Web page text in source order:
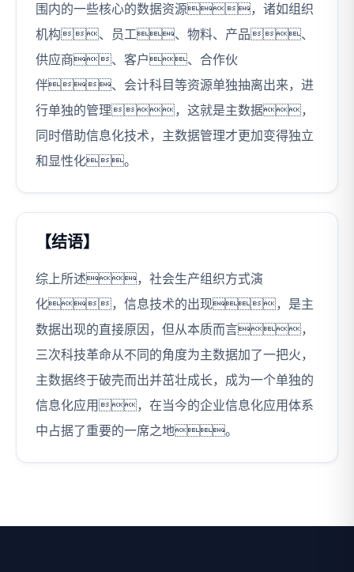
围内的一些核心的数据资源，诸如组织
机构、员工、物料、产品、
供应商、客户、合作伙
伴、会计科目等资源单独抽离出来，进
行单独的管理，这就是主数据，
同时借助信息化技术，主数据管理才更加变得独立
和显性化。
【结语】
综上所述，社会生产组织方式演
化，信息技术的出现，是主
数据出现的直接原因，但从本质而言，
三次科技革命从不同的角度为主数据加了一把火，
主数据终于破壳而出并茁壮成长，成为一个单独的
信息化应用，在当今的企业信息化应用体系
中占据了重要的一席之地。